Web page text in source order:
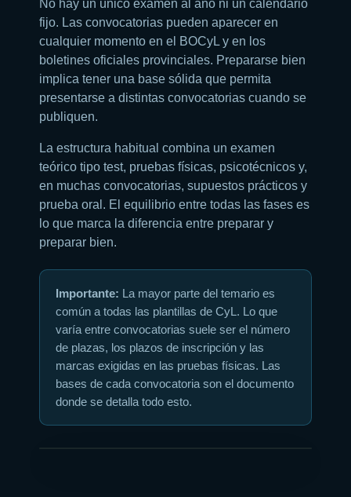
No hay un único examen al año ni un calendario
fijo. Las convocatorias pueden aparecer en
cualquier momento en el BOCyL y en los
boletines oficiales provinciales. Prepararse bien
implica tener una base sólida que permita
presentarse a distintas convocatorias cuando se
publiquen.
La estructura habitual combina un examen
teórico tipo test, pruebas físicas, psicotécnicos y,
en muchas convocatorias, supuestos prácticos y
prueba oral. El equilibrio entre todas las fases es
lo que marca la diferencia entre preparar y
preparar bien.
Importante: La mayor parte del temario es
común a todas las plantillas de CyL. Lo que
varía entre convocatorias suele ser el número
de plazas, los plazos de inscripción y las
marcas exigidas en las pruebas físicas. Las
bases de cada convocatoria son el documento
donde se detalla todo esto.